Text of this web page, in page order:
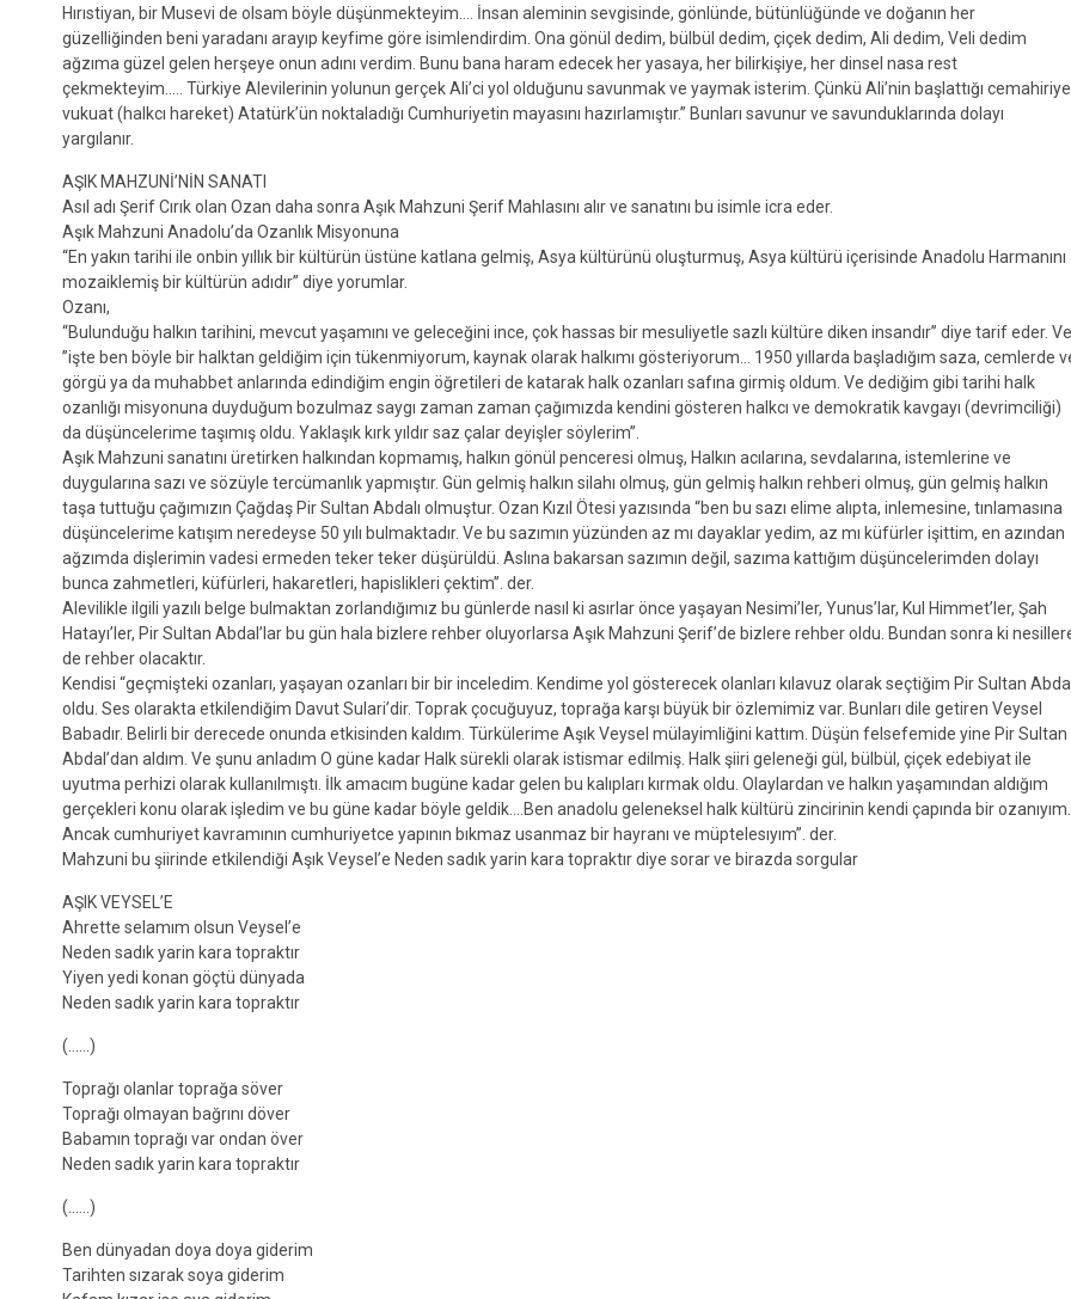
Hırıstiyan, bir Musevi de olsam böyle düşünmekteyim…. İnsan aleminin sevgisinde, gönlünde, bütünlüğünde ve doğanın her
güzelliğinden beni yaradanı arayıp keyfime göre isimlendirdim. Ona gönül dedim, bülbül dedim, çiçek dedim, Ali dedim, Veli dedim
ağzıma güzel gelen herşeye onun adını verdim. Bunu bana haram edecek her yasaya, her bilirkişiye, her dinsel nasa rest
çekmekteyim….. Türkiye Alevilerinin yolunun gerçek Ali’ci yol olduğunu savunmak ve yaymak isterim. Çünkü Ali’nin başlattığı
vukuat (halkcı hareket) Atatürk’ün noktaladığı Cumhuriyetin mayasını hazırlamıştır.” Bunları savunur ve savunduklarında dolayı
yargılanır.
AŞIK MAHZUNİ’NİN SANATI
Asıl adı Şerif Cırık olan Ozan daha sonra Aşık Mahzuni Şerif Mahlasını alır ve sanatını bu isimle icra eder.
Aşık Mahzuni Anadolu’da Ozanlık Misyonuna
“En yakın tarihi ile onbin yıllık bir kültürün üstüne katlana gelmiş, Asya kültürünü oluşturmuş, Asya kültürü içerisinde Anadolu Harmanını
mozaiklemiş bir kültürün adıdır” diye yorumlar.
Ozanı,
“Bulunduğu halkın tarihini, mevcut yaşamını ve geleceğini ince, çok hassas bir mesuliyetle sazlı kültüre diken insandır” diye tarif eder. Ve
”işte ben böyle bir halktan geldiğim için tükenmiyorum, kaynak olarak halkımı gösteriyorum… 1950 yıllarda başladığım saza, cemlerde
görgü ya da muhabbet anlarında edindiğim engin öğretileri de katarak halk ozanları safına girmiş oldum. Ve dediğim gibi tarihi halk
ozanlığı misyonuna duyduğum bozulmaz saygı zaman zaman çağımızda kendini gösteren halkcı ve demokratik kavgayı (devrimciliği)
da düşüncelerime taşımış oldu. Yaklaşık kırk yıldır saz çalar deyişler söylerim”.
Aşık Mahzuni sanatını üretirken halkından kopmamış, halkın gönül penceresi olmuş, Halkın acılarına, sevdalarına, istemlerine ve
duygularına sazı ve sözüyle tercümanlık yapmıştır. Gün gelmiş halkın silahı olmuş, gün gelmiş halkın rehberi olmuş, gün gelmiş halkın
taşa tuttuğu çağımızın Çağdaş Pir Sultan Abdalı olmuştur. Ozan Kızıl Ötesi yazısında “ben bu sazı elime alıpta, inlemesine, tınlamasına
düşüncelerime katışım neredeyse 50 yılı bulmaktadır. Ve bu sazımın yüzünden az mı dayaklar yedim, az mı küfürler işittim, en azından
ağzımda dişlerimin vadesi ermeden teker teker düşürüldü. Aslına bakarsan sazımın değil, sazıma kattığım düşüncelerimden dolayı
bunca zahmetleri, küfürleri, hakaretleri, hapislikleri çektim”. der.
Alevilikle ilgili yazılı belge bulmaktan zorlandığımız bu günlerde nasıl ki asırlar önce yaşayan Nesimi’ler, Yunus’lar, Kul Himmet’ler, Şah
Hatayı’ler, Pir Sultan Abdal’lar bu gün hala bizlere rehber oluyorlarsa Aşık Mahzuni Şerif’de bizlere rehber oldu. Bundan sonra ki
de rehber olacaktır.
Kendisi “geçmişteki ozanları, yaşayan ozanları bir bir inceledim. Kendime yol gösterecek olanları kılavuz olarak seçtiğim Pir Sultan
oldu. Ses olarakta etkilendiğim Davut Sulari’dir. Toprak çocuğuyuz, toprağa karşı büyük bir özlemimiz var. Bunları dile getiren Veysel
Babadır. Belirli bir derecede onunda etkisinden kaldım. Türkülerime Aşık Veysel mülayimliğini kattım. Düşün felsefemide yine Pir Sultan
Abdal’dan aldım. Ve şunu anladım O güne kadar Halk sürekli olarak istismar edilmiş. Halk şiiri geleneği gül, bülbül, çiçek edebiyat ile
uyutma perhizi olarak kullanılmıştı. İlk amacım bugüne kadar gelen bu kalıpları kırmak oldu. Olaylardan ve halkın yaşamından aldığım
gerçekleri konu olarak işledim ve bu güne kadar böyle geldik….Ben anadolu geleneksel halk kültürü zincirinin kendi çapında bir ozanıyım.
Ancak cumhuriyet kavramının cumhuriyetce yapının bıkmaz usanmaz bir hayranı ve müptelesıyım”. der.
Mahzuni bu şiirinde etkilendiği Aşık Veysel’e Neden sadık yarin kara topraktır diye sorar ve birazda sorgular
AŞIK VEYSEL’E
Ahrette selamım olsun Veysel’e
Neden sadık yarin kara topraktır
Yiyen yedi konan göçtü dünyada
Neden sadık yarin kara topraktır
(……)
Toprağı olanlar toprağa söver
Toprağı olmayan bağrını döver
Babamın toprağı var ondan över
Neden sadık yarin kara topraktır
(……)
Ben dünyadan doya doya giderim
Tarihten sızarak soya giderim